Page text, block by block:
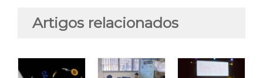
Artigos relacionados